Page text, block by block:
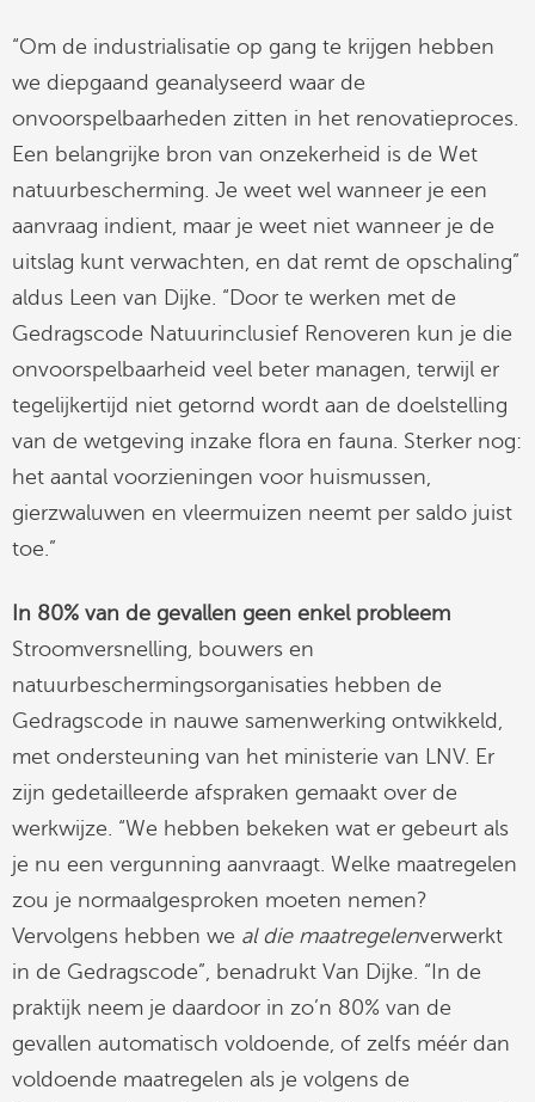
“Om de industrialisatie op gang te krijgen hebben
we diepgaand geanalyseerd waar de
onvoorspelbaarheden zitten in het renovatieproces.
Een belangrijke bron van onzekerheid is de Wet
natuurbescherming. Je weet wel wanneer je een
aanvraag indient, maar je weet niet wanneer je de
uitslag kunt verwachten, en dat remt de opschaling”
aldus Leen van Dijke. “Door te werken met de
Gedragscode Natuurinclusief Renoveren kun je die
onvoorspelbaarheid veel beter managen, terwijl er
tegelijkertijd niet getornd wordt aan de doelstelling
van de wetgeving inzake flora en fauna. Sterker nog:
het aantal voorzieningen voor huismussen,
gierzwaluwen en vleermuizen neemt per saldo juist
toe.”
In 80% van de gevallen geen enkel probleem
Stroomversnelling, bouwers en
natuurbeschermingsorganisaties hebben de
Gedragscode in nauwe samenwerking ontwikkeld,
met ondersteuning van het ministerie van LNV. Er
zijn gedetailleerde afspraken gemaakt over de
werkwijze. “We hebben bekeken wat er gebeurt als
je nu een vergunning aanvraagt. Welke maatregelen
zou je normaalgesproken moeten nemen?
Vervolgens hebben we al die maatregelenverwerkt
in de Gedragscode”, benadrukt Van Dijke. “In de
praktijk neem je daardoor in zo’n 80% van de
gevallen automatisch voldoende, of zelfs méér dan
voldoende maatregelen als je volgens de